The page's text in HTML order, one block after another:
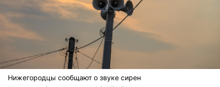
Нижегородцы сообщают о звуке сирен